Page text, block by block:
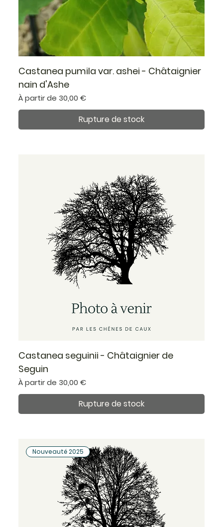
Castanea pumila var. ashei - Châtaignier
nain d'Ashe
À partir de 30,00 €
Prix promotionnel
Rupture de stock
Castanea seguinii - Châtaignier de
Seguin
À partir de 30,00 €
Prix promotionnel
Rupture de stock
Nouveauté 2025